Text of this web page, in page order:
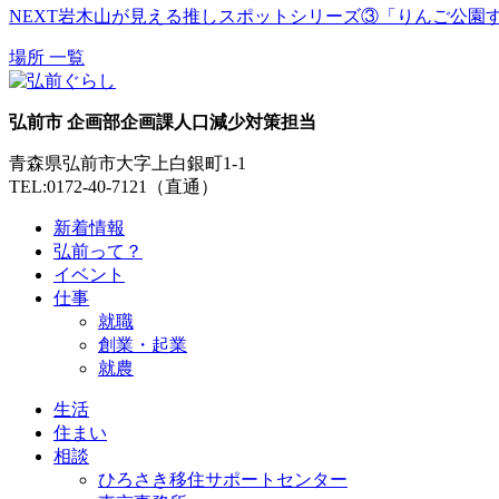
NEXT岩木山が見える推しスポットシリーズ③「りんご公園
場所 一覧
弘前市 企画部企画課人口減少対策担当
青森県弘前市大字上白銀町1-1
TEL:0172-40-7121（直通）
新着情報
弘前って？
イベント
仕事
就職
創業・起業
就農
生活
住まい
相談
ひろさき移住サポートセンター